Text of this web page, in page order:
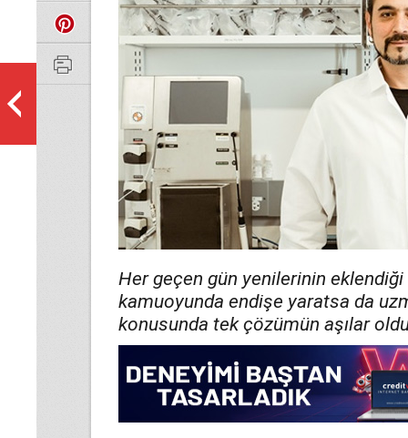
Her geçen gün yenilerinin
kamuoyunda endişe yaratsa da
konusunda tek çözümün aşılar